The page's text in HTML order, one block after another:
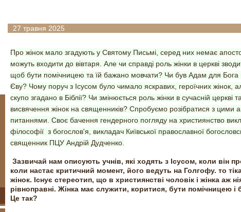
27 травня 2025
Про жінок мало згадують у Святому Письмі, серед них немає
можуть входити до вівтаря. Але чи справді роль жінки в церкві
щоб бути помічницею та їй бажано мовчати? Чи був Адам для Бога
Єву? Чому поруч з Ісусом було чимало яскравих, героїчних жінок,
скупо згадано в Біблії? Чи змінюється роль жінки в сучасній церкві
висвячення жінок на священників? Спробуємо розібратися з цими
питаннями. Своє бачення гендерного погляду на християнство
філософії з богослов'я, викладач Київської православної
священник ПЦУ Андрій Дудченко.
Зазвичай нам описують учнів, які ходять з Ісусом, коли він
коли настає критичний момент, його ведуть на Голгофу. то
жінок. Існує стереотип, що в християнстві чоловік і жінка аж
рівноправні. Жінка має служити, коритися, бути помічницею і
Це так?